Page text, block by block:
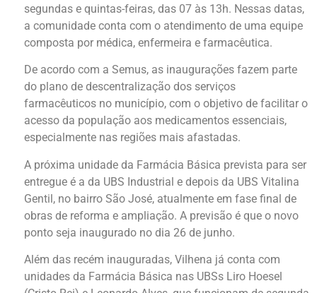
segundas e quintas-feiras, das 07 às 13h. Nessas datas,
a comunidade conta com o atendimento de uma equipe
composta por médica, enfermeira e farmacêutica.
De acordo com a Semus, as inaugurações fazem parte
do plano de descentralização dos serviços
farmacêuticos no município, com o objetivo de facilitar o
acesso da população aos medicamentos essenciais,
especialmente nas regiões mais afastadas.
A próxima unidade da Farmácia Básica prevista para ser
entregue é a da UBS Industrial e depois da UBS Vitalina
Gentil, no bairro São José, atualmente em fase final de
obras de reforma e ampliação. A previsão é que o novo
ponto seja inaugurado no dia 26 de junho.
Além das recém inauguradas, Vilhena já conta com
unidades da Farmácia Básica nas UBSs Liro Hoesel